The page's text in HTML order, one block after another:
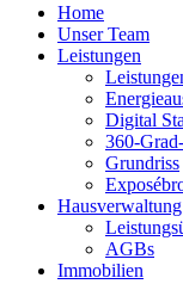
Home
Unser Team
Leistungen
Digital
360-
Grundriss
Hausverwaltung
AGBs
Immobilien